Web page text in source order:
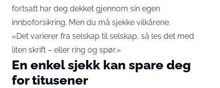
fortsatt har deg dekket gjennom sin egen
innboforsikring. Men du må sjekke vilkårene.
«Det varierer fra selskap til selskap, så les det med
liten skrift – eller ring og spør.»
En enkel sjekk kan spare deg
for titusener